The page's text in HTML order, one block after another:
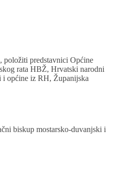
položiti predstavnici Općine
rata HBŽ, Hrvatski narodni
i općine iz RH, Županijska
biskup mostarsko-duvanjski i